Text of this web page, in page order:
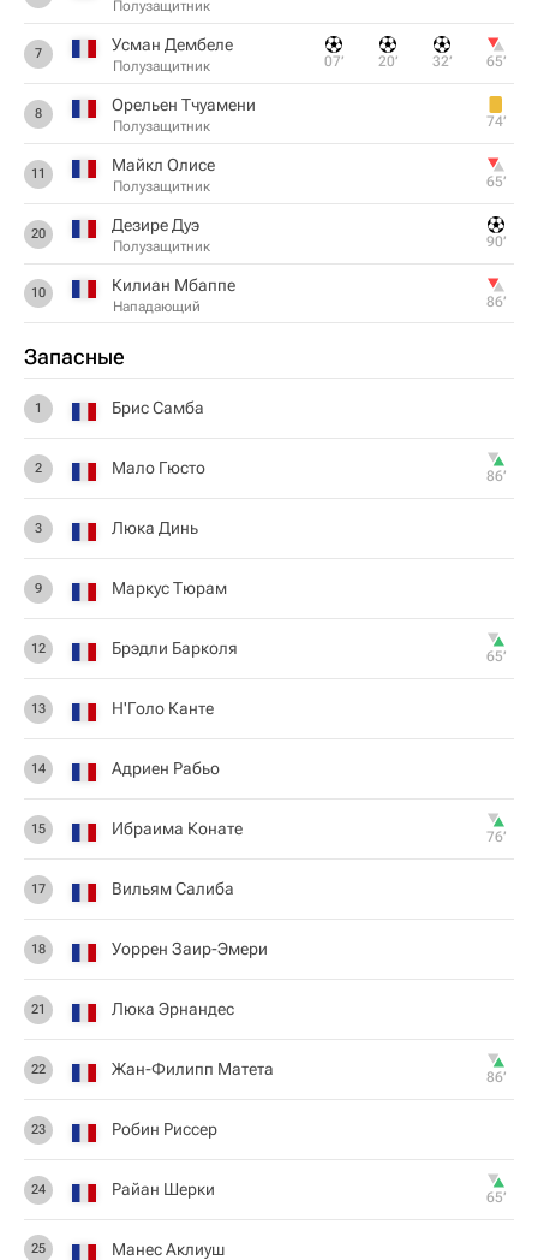
Полузащитник
7 Усман Дембеле
Полузащитник 07‎’‎ 20‎’‎ 32‎’‎ 65‎’‎
8 Орельен Тчуамени
Полузащитник 74‎’‎
11 Майкл Олисе
Полузащитник 65‎’‎
20 Дезире Дуэ
Полузащитник 90‎’‎
10 Килиан Мбаппе
Нападающий 86‎’‎
Запасные
1 Брис Самба
2 Мало Гюсто 86‎’‎
3 Люка Динь
9 Маркус Тюрам
12 Брэдли Барколя 65‎’‎
13 Н'Голо Канте
14 Адриен Рабьо
15 Ибраима Конате 76‎’‎
17 Вильям Салиба
18 Уоррен Заир-Эмери
21 Люка Эрнандес
22 Жан-Филипп Матета 86‎’‎
23 Робин Риссер
24 Райан Шерки 65‎’‎
25 Манес Аклиуш